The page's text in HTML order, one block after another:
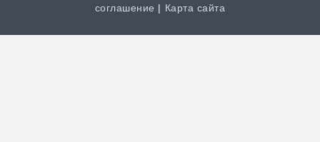
соглашение | Карта сайта